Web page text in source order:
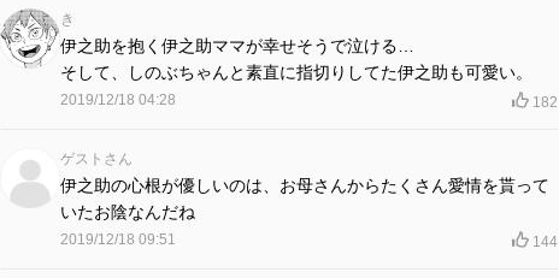
き
伊之助を抱く伊之助ママが幸せそうで泣ける…
そして、しのぶちゃんと素直に指切りしてた伊之助も可愛い。
2019/12/18 04:28 182
ゲストさん
伊之助の心根が優しいのは、お母さんからたくさん愛情を貰って
いたお陰なんだね
2019/12/18 09:51 144